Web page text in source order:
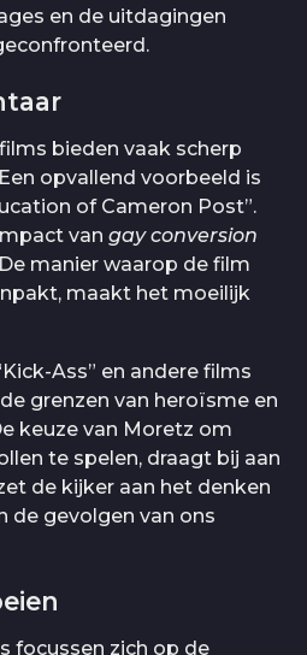
en de uitdagingen
bieden vaak scherp
opvallend voorbeeld is
of Cameron Post”.
van gay conversion
manier waarop de film
maakt het moeilijk
Ass” en andere films
grenzen van heroïsme en
keuze van Moretz om
te spelen, draagt bij aan
de kijker aan het denken
de gevolgen van ons
focussen zich op de